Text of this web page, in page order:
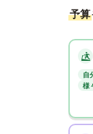
予算
自
様